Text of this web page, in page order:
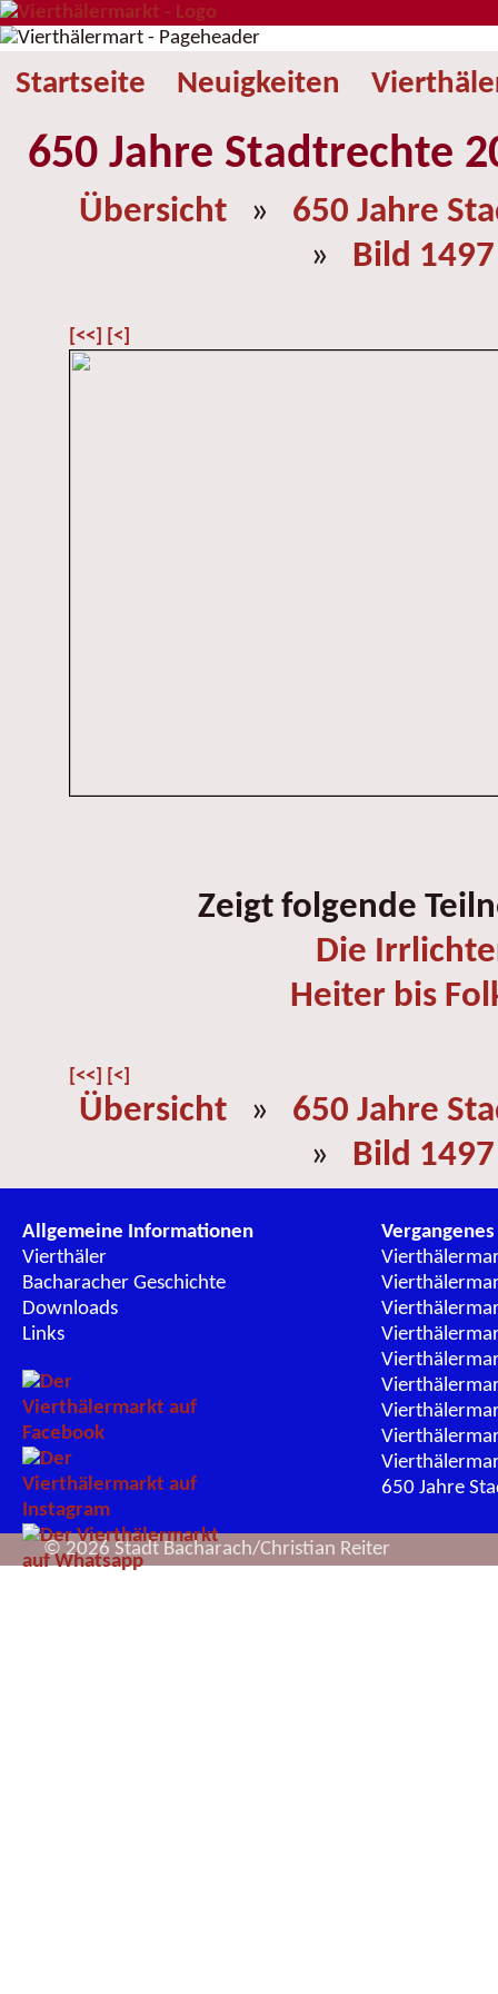
Startseite Neuigkeiten
650 Jahre Stadtrechte
Übersicht » 650 Jahre
» Bild 1497
[<<] [<]
Zeigt folgende
Die
Heiter bis
[<<] [<]
Übersicht » 650 Jahre
» Bild 1497
Allgemeine Informationen
Vierthäler
Bacharacher Geschichte
Downloads
Links
Vergangenes
650 Jahre
© 2026 Stadt Bacharach/Christian Reiter